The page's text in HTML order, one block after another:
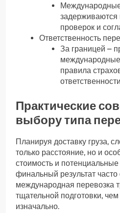
задерживаются
проверок и
Ответственность
За границей –
правила
Практические
выбору типа
Планируя доставку груза,
только расстояние, но и
стоимость и
финальный результат часто
международная перевозка
тщательной подготовки,
изначально.